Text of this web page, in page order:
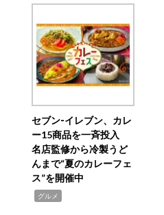
セブン‐イレブン、カレ
ー15商品を一斉投入
名店監修から冷製うど
んまで“夏のカレーフェ
ス”を開催中
グルメ